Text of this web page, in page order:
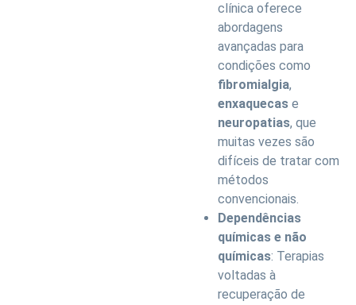
clínica oferece
abordagens
avançadas para
condições como
fibromialgia,
enxaquecas e
neuropatias, que
muitas vezes são
difíceis de tratar com
métodos
convencionais.
Dependências
químicas e não
químicas: Terapias
voltadas à
recuperação de